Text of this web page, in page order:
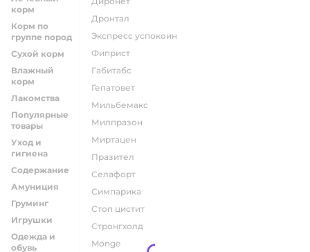
корм
Корм по
группе пород
Сухой корм
Влажный
корм
Лакомства
Популярные
товары
Уход и
гигиена
Содержание
Амуниция
Груминг
Игрушки
Одежда и
обувь
дронтал
экспресс успокоин
фиприст
габитабс
гепатовет
мильбемакс
милпразон
миртацен
празител
селафорт
симпарика
стоп цистит
стронгхолд
monge